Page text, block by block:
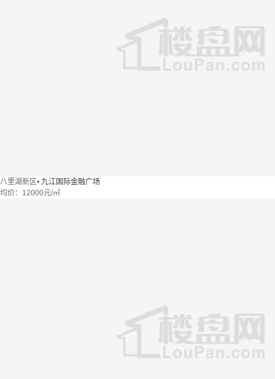
八里湖新区• 九江国际金融广场
均价： 12000元/㎡